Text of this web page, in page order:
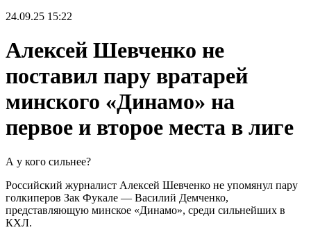
24.09.25 15:22
Алексей Шевченко не
поставил пару вратарей
минского «Динамо» на
первое и второе места в лиге
А у кого сильнее?
Российский журналист Алексей Шевченко не упомянул пару
голкиперов Зак Фукале — Василий Демченко,
представляющую минское «Динамо», среди сильнейших в
КХЛ.